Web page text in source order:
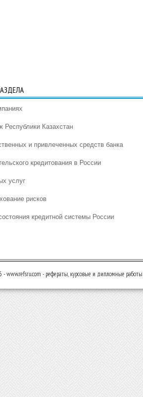
Казахстан
и привлеченных средств банка
кредитования в России
услуг
рисков
кредитной системы России
www.refsru.com - рефераты, курсовые и дипломные работы